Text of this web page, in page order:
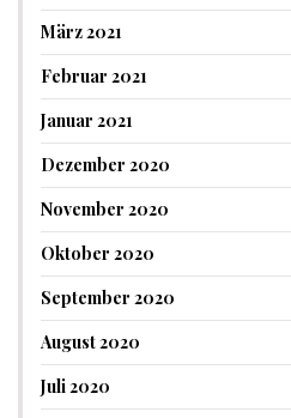
März 2021
Februar 2021
Januar 2021
Dezember 2020
November 2020
Oktober 2020
September 2020
August 2020
Juli 2020